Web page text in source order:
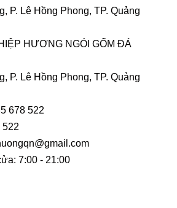
P. Lê Hồng Phong, TP. Quảng
HƯƠNG NGÓI GỐM ĐÁ
P. Lê Hồng Phong, TP. Quảng
678 522
522
7:00 - 21:00